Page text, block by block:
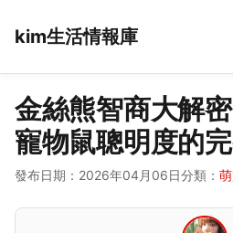
kim生活情報庫
金絲熊智商大解
寵物鼠聰明度的
發布日期：2026年04月06日分類：